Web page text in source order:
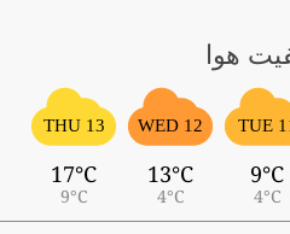
هوا
TUE
9°C
4°C
WED 12
13°C
4°C
THU 13
17°C
9°C